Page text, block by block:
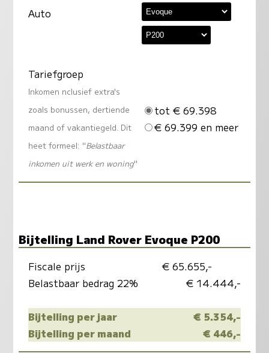
Auto
Tariefgroep
Inkomen nclusief extra's
zoals bonussen, dertiende
maand of vakantiegeld. Dit
heet formeel: "Belastbaar
inkomen uit werk en woning"
tot € 69.398
€ 69.399 en meer
Bijtelling Land Rover Evoque P200
Fiscale prijs
€ 65.655,-
Belastbaar bedrag 22%
€ 14.444,-
Bijtelling per jaar
€ 5.354,-
Bijtelling per maand
€ 446,-